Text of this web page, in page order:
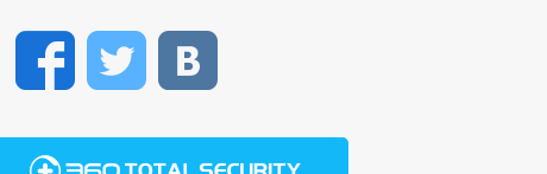
FacebookTwitter